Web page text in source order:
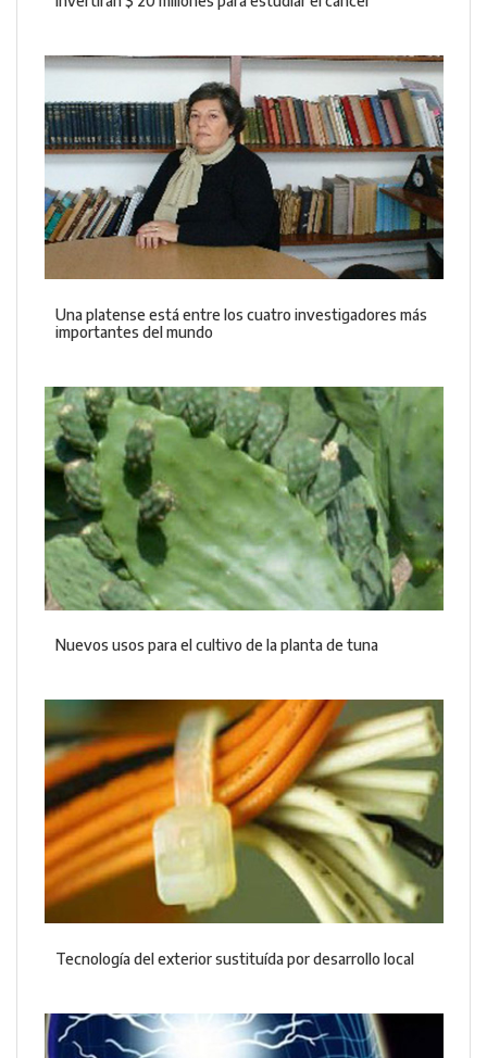
Una platense está entre los cuatro investigadores más
importantes del mundo
Nuevos usos para el cultivo de la planta de tuna
Tecnología del exterior sustituída por desarrollo local